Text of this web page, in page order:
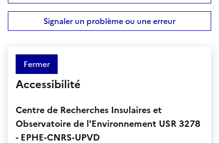
Signaler un problème ou une erreur
Fermer
Accessibilité
Centre de Recherches Insulaires et
Observatoire de l'Environnement USR 3278
- EPHE-CNRS-UPVD